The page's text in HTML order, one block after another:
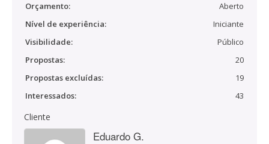
Orçamento:
Aberto
Nível de experiência:
Iniciante
Visibilidade:
Público
Propostas:
20
Propostas excluídas:
19
Interessados:
43
Cliente
Eduardo G.